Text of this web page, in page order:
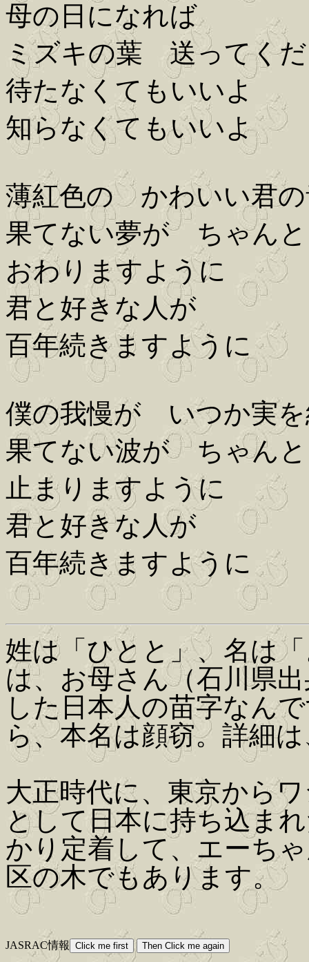
母の日になれば
ミズキの葉 送ってく
待たなくてもいいよ
知らなくてもいいよ
薄紅色の かわいい君
果てない夢が ちゃんと
おわりますように
君と好きな人が
百年続きますように
僕の我慢が いつか実を
果てない波が ちゃんと
止まりますように
君と好きな人が
百年続きますように
姓は「ひとと」、名は
は、お母さん（石川県
した日本人の苗字なん
ら、本名は顔窃。詳細
大正時代に、東京から
として日本に持ち込ま
かり定着して、エーち
区の木でもあります。
JASRAC情報